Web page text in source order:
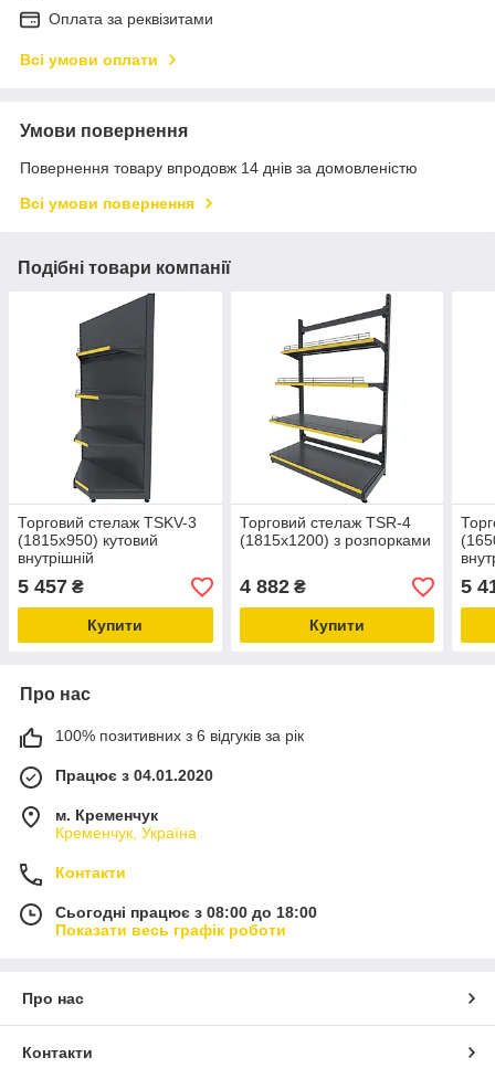
Оплата за реквізитами
Всі умови оплати
Умови повернення
Повернення товару впродовж 14 днів за домовленістю
Всі умови повернення
Подібні товари компанії
Торговий стелаж TSKV-3
(1815х950) кутовий
внутрішній
5 457 ₴
Купити
Торговий стелаж TSR-4
(1815х1200) з розпорками
4 882₴
Купити
5
Про нас
100% позитивних з 6 відгуків за рік
Працює з 04.01.2020
м. Кременчук
Кременчук, Україна
Контакти
Сьогодні працює з 08:00 до 18:00
Показати весь графік роботи
Про нас
Контакти